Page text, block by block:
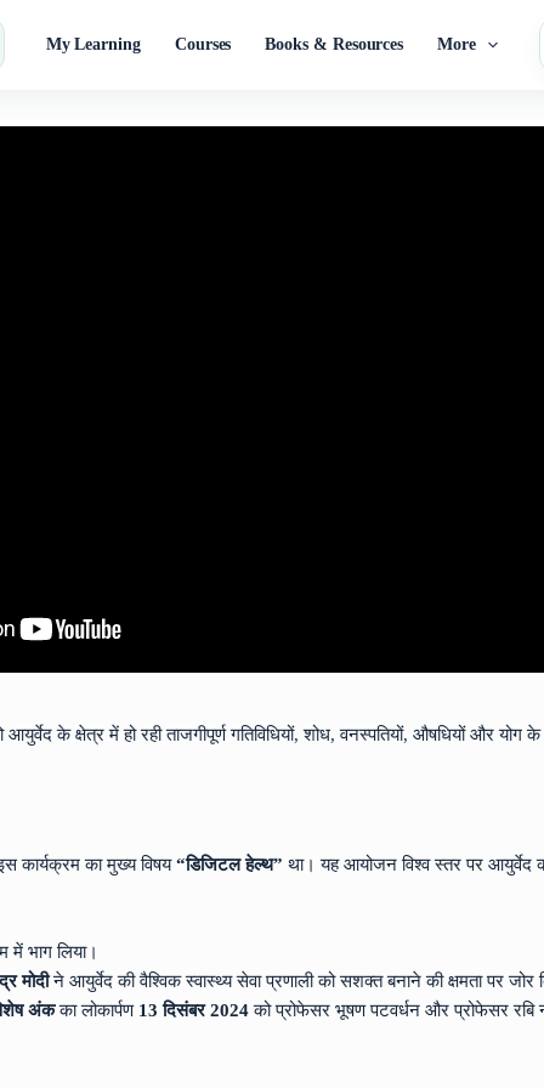
My Learning Courses Books & Resources More
के क्षेत्र में हो रही ताजगीपूर्ण गतिविधियों, शोध, वनस्पतियों, औषधियों और योग
कार्यक्रम का मुख्य विषय“डिजिटल हेल्थ” था। यह आयोजन विश्व स्तर पर आयुर्वेद
में भाग लिया।
मोदीने आयुर्वेद की वैश्विक स्वास्थ्य सेवा प्रणाली को सशक्त बनाने की क्षमता पर जोर
अंकका लोकार्पण 13 दिसंबर 2024को प्रोफेसर भूषण पटवर्धन और प्रोफेसर रबि